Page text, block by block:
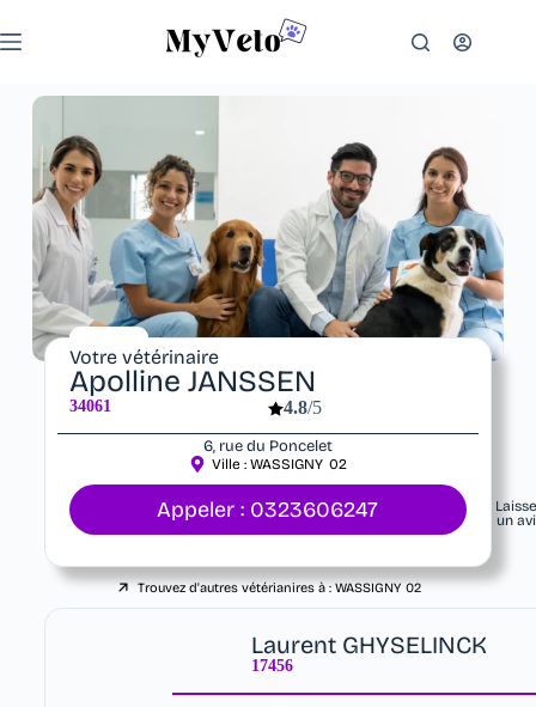
Votre vétérinaire
Apolline JANSSEN
34061 4.8/5
6, rue du Poncelet
Ville : WASSIGNY 02
Appeler : 0323606247
un
Trouvez d'autres vétérianires à : WASSIGNY 02
Laurent GHYSELINCK
17456